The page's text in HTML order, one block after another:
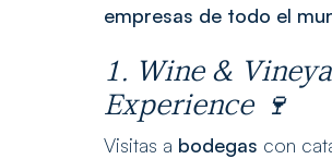
empresas de todo el
1. Wine &
Experience
🍷
Visitas a bodegas con